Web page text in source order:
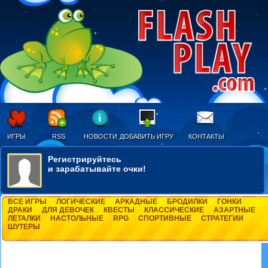
ИГРЫ RSS НОВОСТИ ДОБАВИТЬ ИГРУ КОНТАКТЫ
Регистрируйтесь
и зарабатывайте очки!
ВСЕ ИГРЫ ЛОГИЧЕСКИЕ АРКАДНЫЕ БРОДИЛКИ
ГОНКИ
ДРАКИ
ДЛЯ ДЕВОЧЕК КВЕСТЫ КЛАССИЧЕСКИЕ
АЗАРТНЫЕ
ЛЕТАЛКИ
НАСТОЛЬНЫЕ RPG СПОРТИВНЫЕ
СТРАТЕГИИ
ШУТЕРЫ